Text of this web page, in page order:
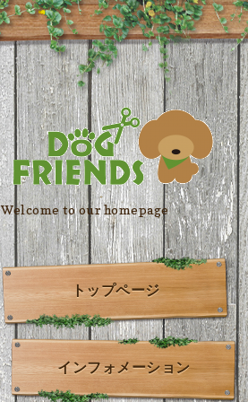
Welcome to our homepage
トップページ
インフォメーション